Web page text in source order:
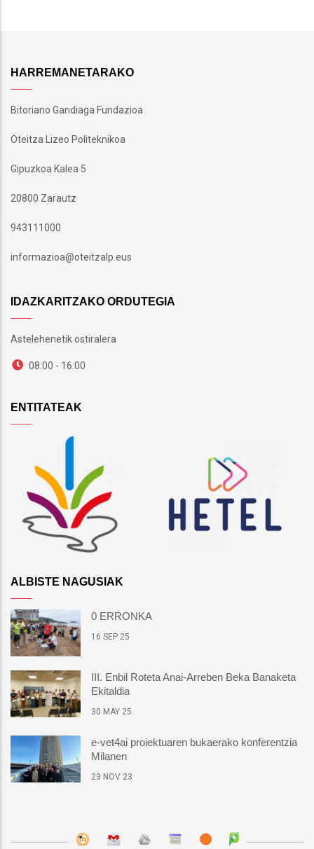
HARREMANETARAKO
Bitoriano Gandiaga Fundazioa
Oteitza Lizeo Politeknikoa
Gipuzkoa Kalea 5
20800 Zarautz
943111000
informazioa@oteitzalp.eus
IDAZKARITZAKO ORDUTEGIA
Astelehenetik ostiralera
08:00 - 16:00
ENTITATEAK
ALBISTE NAGUSIAK
0 ERRONKA
16 SEP 25
III. Enbil Roteta Anai-Arreben Beka Banaketa
Ekitaldia
30 MAY 25
e-vet4ai proiektuaren bukaerako konferentzia
Milanen
23 NOV 23